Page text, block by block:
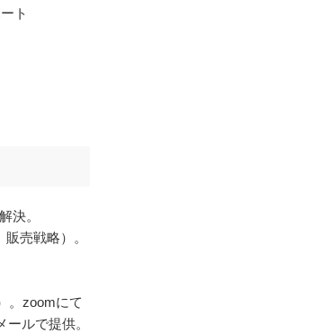
ト
決。
売戦略）。
。zoomにて
ルで提供。